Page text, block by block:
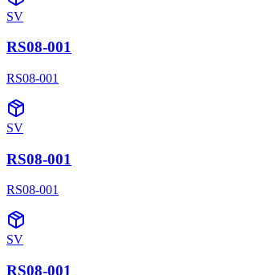
SV
RS08-001
RS08-001
SV
RS08-001
RS08-001
SV
RS08-001